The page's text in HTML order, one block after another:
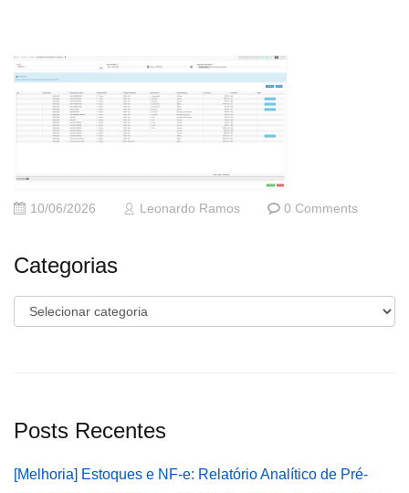
10/06/2026 Leonardo Ramos 0 Comments
Categorias
Categorias
Posts Recentes
[Melhoria] Estoques e NF-e: Relatório Analítico de Pré-